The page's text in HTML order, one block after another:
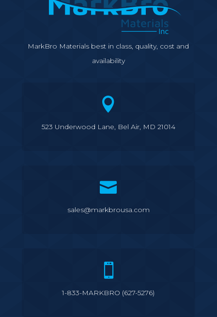
MarkBro Materials best in class, quality, cost and
availability

523 Underwood Lane, Bel Air, MD 21014

sales@markbrousa.com

1-833-MARKBRO (627-5276)